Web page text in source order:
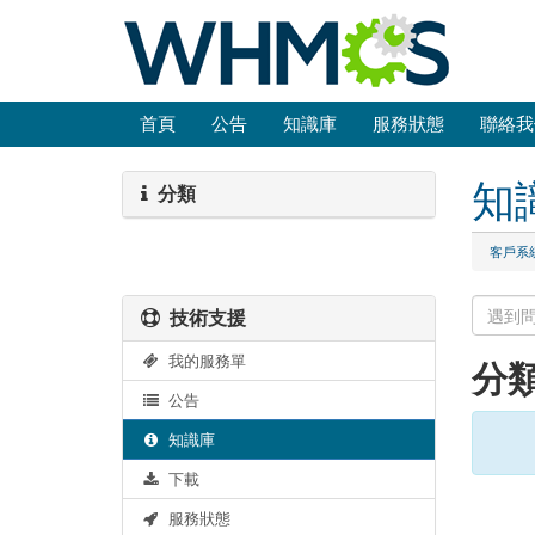
首頁 公告 知識庫 服務狀態 聯絡
知
客戶系
分類
分
技術支援
我的服務單
公告
知識庫
下載
服務狀態